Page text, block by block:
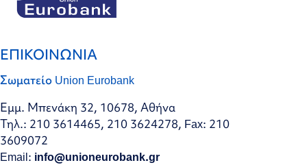
ΕΠΙΚΟΙΝΩΝΙΑ
Σωματείο Union Eurobank
Εμμ. Μπενάκη 32, 10678, Αθήνα
Τηλ.: 210 3614465, 210 3624278, Fax: 210
3609072
Email: info@unioneurobank.gr